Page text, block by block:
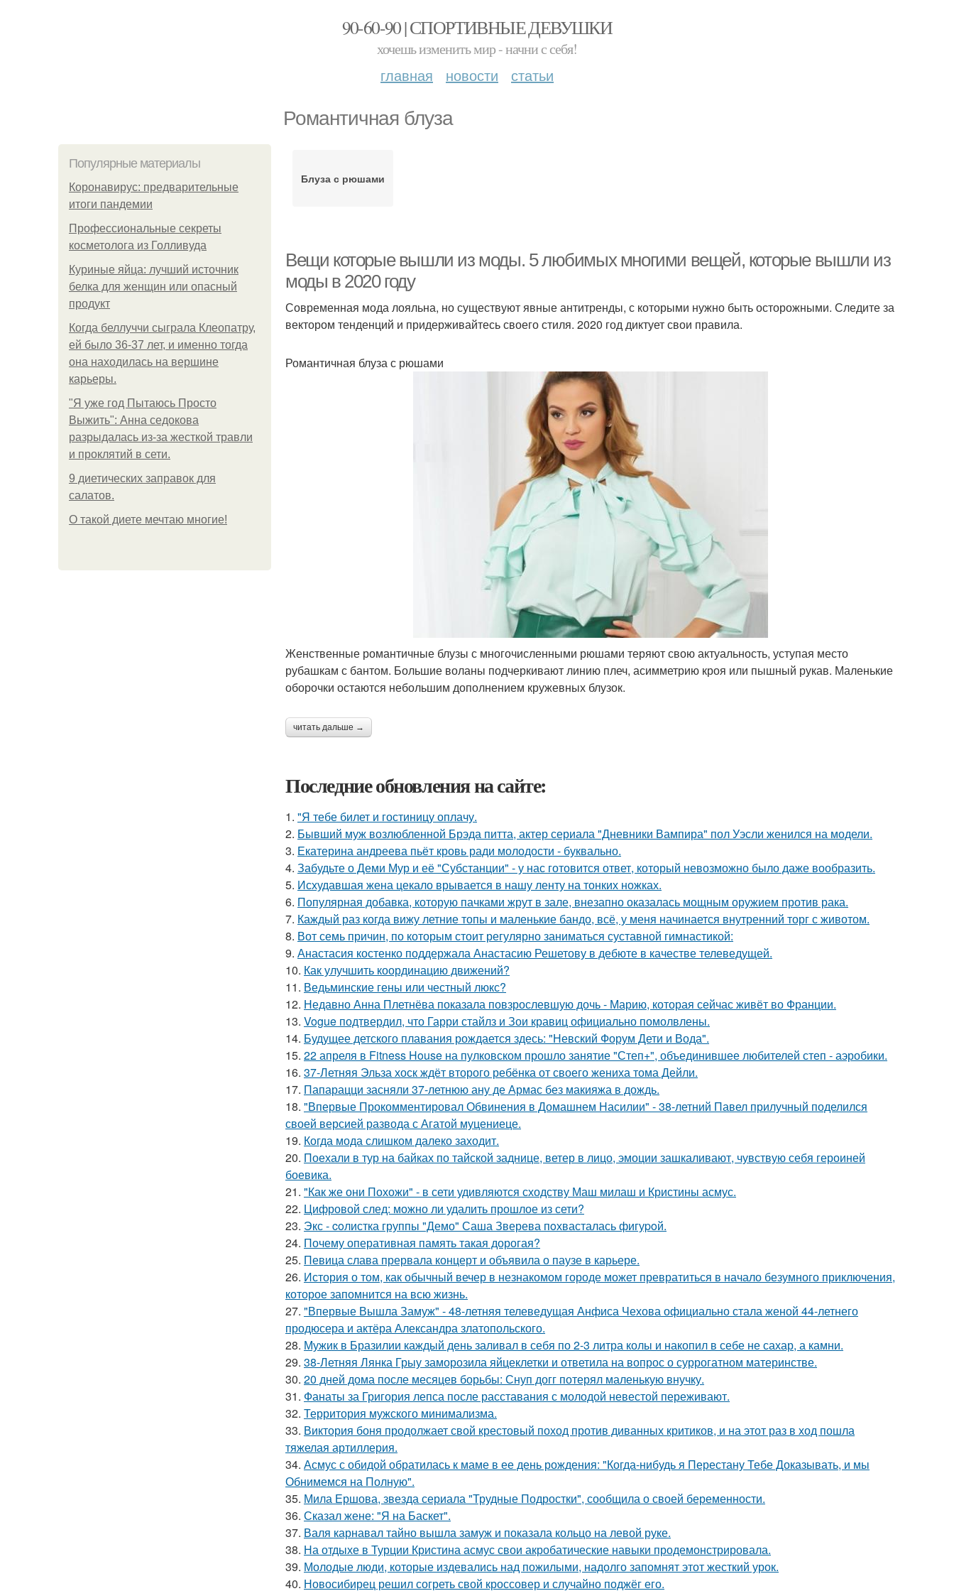
90-60-90 | СПОРТИВНЫЕ ДЕВУШКИ
хочешь изменить мир - начни с себя!
главная новости статьи
Романтичная блуза
Популярные материалы
Коронавирус: предварительные
итоги пандемии
Профессиональные секреты
косметолога из Голливуда
Куриные яйца: лучший источник
белка для женщин или опасный
продукт
Когда беллуччи сыграла Клеопатру,
ей было 36-37 лет, и именно тогда
она находилась на вершине
карьеры.
"Я уже год Пытаюсь Просто
Выжить": Анна седокова
разрыдалась из-за жесткой травли
и проклятий в сети.
9 диетических заправок для
салатов.
О такой диете мечтаю многие!
Блуза с рюшами
Вещи которые вышли из моды. 5 любимых многими вещей, которые вышли из
моды в 2020 году
Современная мода лояльна, но существуют явные антитренды, с которыми нужно быть осторожными. Следите за
вектором тенденций и придерживайтесь своего стиля. 2020 год диктует свои правила.
Романтичная блуза с рюшами
Женственные романтичные блузы с многочисленными рюшами теряют свою актуальность, уступая место
рубашкам с бантом. Большие воланы подчеркивают линию плеч, асимметрию кроя или пышный рукав. Маленькие
оборочки остаются небольшим дополнением кружевных блузок.
читать дальше →
Последние обновления на сайте:
1. "Я тебе билет и гостиницу оплачу.
2. Бывший муж возлюбленной Брэда питта, актер сериала "Дневники Вампира" пол Уэсли женился на модели.
3. Екатерина андреева пьёт кровь ради молодости - буквально.
4. Забудьте о Деми Мур и её "Субстанции" - у нас готовится ответ, который невозможно было даже вообразить.
5. Исхудавшая жена цекало врывается в нашу ленту на тонких ножках.
6. Популярная добавка, которую пачками жрут в зале, внезапно оказалась мощным оружием против рака.
7. Каждый раз когда вижу летние топы и маленькие бандо, всё, у меня начинается внутренний торг с животом.
8. Вот семь причин, по которым стоит регулярно заниматься суставной гимнастикой:
9. Анастасия костенко поддержала Анастасию Решетову в дебюте в качестве телеведущей.
10. Как улучшить координацию движений?
11. Ведьминские гены или честный люкс?
12. Недавно Анна Плетнёва показала повзрослевшую дочь - Марию, которая сейчас живёт во Франции.
13. Vogue подтвердил, что Гарри стайлз и Зои кравиц официально помолвлены.
14. Будущее детского плавания рождается здесь: "Невский Форум Дети и Вода".
15. 22 апреля в Fitness House на пулковском прошло занятие "Степ+", объединившее любителей степ - аэробики.
16. 37-Летняя Эльза хоск ждёт второго ребёнка от своего жениха тома Дейли.
17. Папарацци засняли 37-летнюю ану де Армас без макияжа в дождь.
18. "Впервые Прокомментировал Обвинения в Домашнем Насилии" - 38-летний Павел прилучный поделился
своей версией развода с Агатой муцениеце.
19. Когда мода слишком далеко заходит.
20. Поехали в тур на байках по тайской заднице, ветер в лицо, эмоции зашкаливают, чувствую себя героиней
боевика.
21. "Как же они Похожи" - в сети удивляются сходству Маш милаш и Кристины асмус.
22. Цифровой след: можно ли удалить прошлое из сети?
23. Экс - coлистка группы "Демо" Саша Зверева пoхвасталась фигуpoй.
24. Почему оперативная память такая дорогая?
25. Певица слава прервала концерт и объявила о паузе в карьере.
26. История о том, как обычный вечер в незнакомом городе может превратиться в начало безумного приключения,
которое запомнится на всю жизнь.
27. "Впервые Вышла Замуж" - 48-летняя телеведущая Анфиса Чехова официально стала женой 44-летнего
продюсера и актёра Александра златопольского.
28. Мужик в Бразилии каждый день заливал в себя по 2-3 литра колы и накопил в себе не сахар, а камни.
29. 38-Летняя Лянка Грыу заморозила яйцеклетки и ответила на вопрос о суррогатном материнстве.
30. 20 дней дома после месяцев борьбы: Снуп догг потерял маленькую внучку.
31. Фанаты за Григория лепса после расставания с молодой невестой переживают.
32. Территория мужского минимализма.
33. Виктория боня продолжает свой крестовый поход против диванных критиков, и на этот раз в ход пошла
тяжелая артиллерия.
34. Асмус с обидой обратилась к маме в ее день рождения: "Когда-нибудь я Перестану Тебе Доказывать, и мы
Обнимемся на Полную".
35. Мила Ершова, звезда сериала "Трудные Подростки", сообщила о своей беременности.
36. Сказал жене: "Я на Баскет".
37. Валя карнавал тайно вышла замуж и показала кольцо на левой руке.
38. На отдыхе в Турции Кристина асмус свои акробатические навыки продемонстрировала.
39. Молодые люди, которые издевались над пожилыми, надолго запомнят этот жесткий урок.
40. Новосибирец решил согреть свой кроссовер и случайно поджёг его.